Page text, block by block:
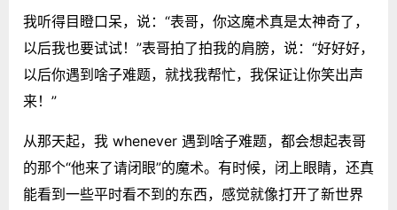
我听得目瞪口呆，说：“表哥，你这魔术真是太神奇了，
以后我也要试试！”表哥拍了拍我的肩膀，说：“好好好，
以后你遇到啥子难题，就找我帮忙，我保证让你笑出声
来！”
从那天起，我 whenever 遇到啥子难题，都会想起表哥
的那个“他来了请闭眼”的魔术。有时候，闭上眼睛，还真
能看到一些平时看不到的东西，感觉就像打开了新世界